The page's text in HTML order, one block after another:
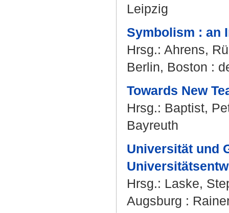
Leipzig
Symbolism : an
Hrsg.: Ahrens,
Berlin, Boston :
Towards New
Hrsg.: Baptist,
Bayreuth
Universität und
Hrsg.: Laske,
Augsburg :